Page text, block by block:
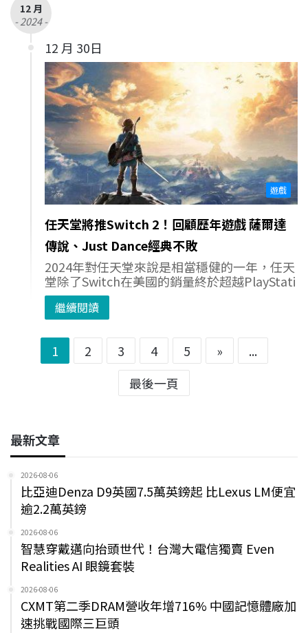
12 月
- 2024 -
12 月 30日
遊戲
任天堂將推Switch 2！回顧歷年遊戲 薩爾達
傳說、Just Dance經典不敗
2024年對任天堂來說是相當穩健的一年，任天
堂除了Switch在美國的銷量終於超越PlayStati
繼續閱讀
1 2 3 4 5 »
...
最後一頁
最新文章
2026-08-06
比亞迪Denza D9英國7.5萬英鎊起 比Lexus LM便宜
逾2.2萬英鎊
2026-08-06
智慧穿戴邁向抬頭世代！台灣大電信獨賣 Even
Realities AI 眼鏡套裝
2026-08-06
CXMT第二季DRAM營收年增716% 中國記憶體廠加
速挑戰國際三巨頭